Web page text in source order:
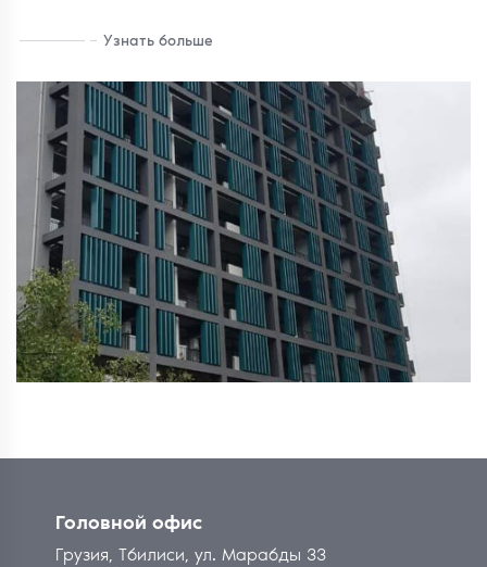
Узнать больше
Головной офис
Грузия, Тбилиси, ул. Марабды 33